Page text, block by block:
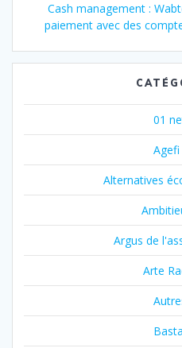
Cash management :
paiement avec des
01
Agefi
Alternatives
Argus de
Arte